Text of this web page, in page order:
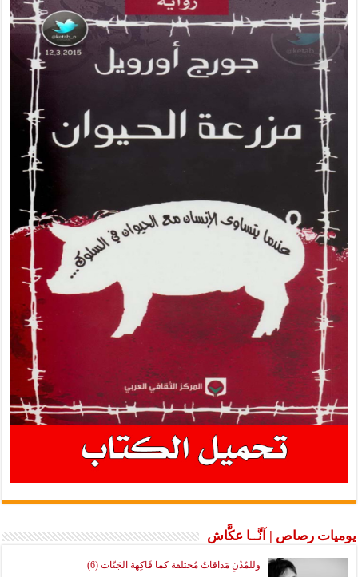
يوميات رصاص | آنَّــا عكَّاش
وللمُدُنِ مَذاقاتٌ مُختلفة كما فَاكِهة الجَنّات (6)